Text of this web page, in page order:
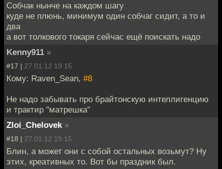
Собчак нынче на каждом шагу
куде не плюнь, минимум один собчаг сидит, а то и
два
а вот толкового токаря сейчас ещё поискать надо
Kenny911 »
#17 | 27.01.12 19:15
Кому: Raven_Sean, #8
Не надо забывать про брайтонскую интеллигенцию
и трактир "матрешка"
Zloi_Chelovek »
#18 | 27.01.12 19:15
Блин, а может они с собой остальных возьмут? Ну
этих, креативных то. Вот бы праздник был.